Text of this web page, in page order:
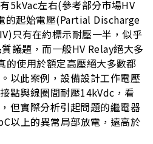
5kVac左右(參考部分市場HV
的起始電壓(Partial Discharge
只有在約標示耐壓一半，似乎
議題，而一般HV Relay絕大多
的使用於額定高壓絕大多數都
以此案例，設備設計工作電壓
點與線圈間耐壓14kVdc，看
但實際分析引起問題的繼電器
以上的異常局部放電，遠高於